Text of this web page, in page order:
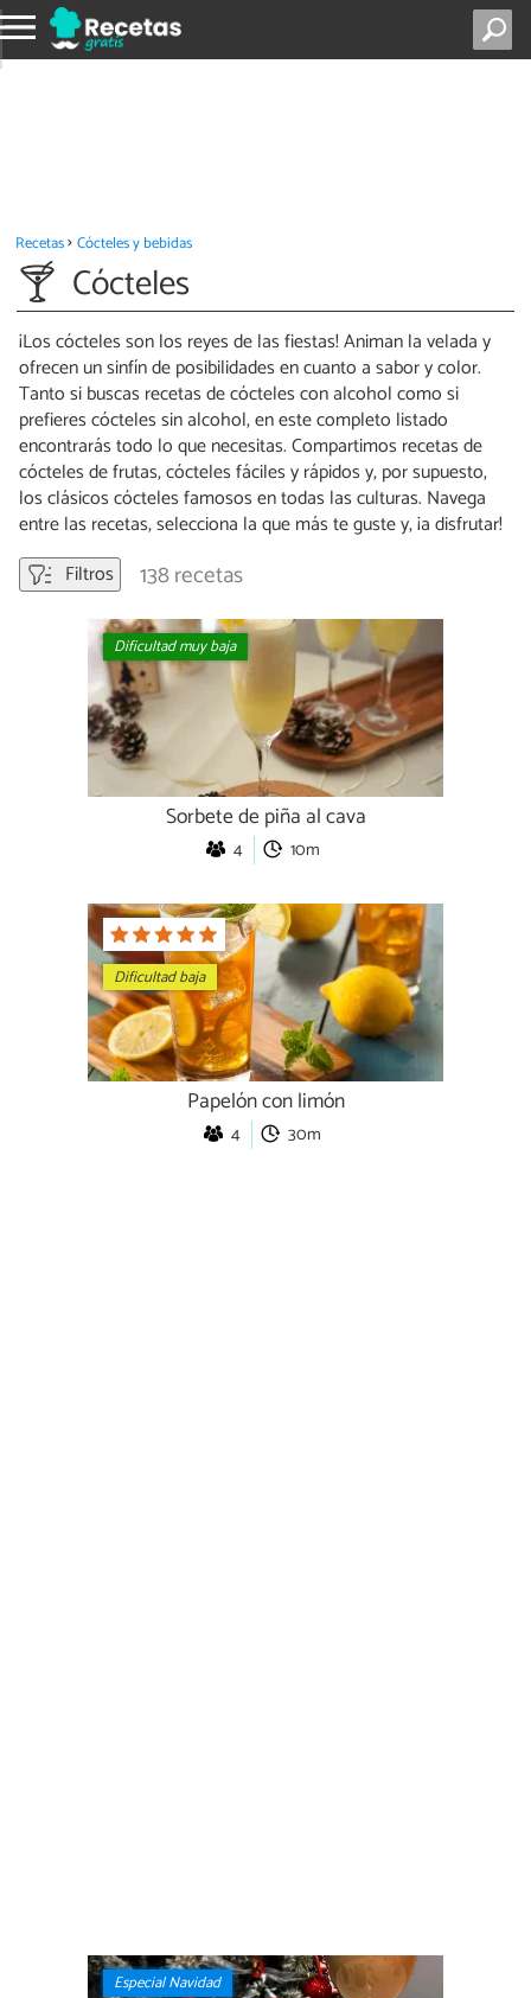
Recetas Cócteles y bebidas
Cócteles
¡Los cócteles son los reyes de las fiestas! Animan la velada y
ofrecen un sinfín de posibilidades en cuanto a sabor y color.
Tanto si buscas recetas de cócteles con alcohol como si
prefieres cócteles sin alcohol, en este completo listado
encontrarás todo lo que necesitas. Compartimos recetas de
cócteles de frutas, cócteles fáciles y rápidos y, por supuesto,
los clásicos cócteles famosos en todas las culturas. Navega
entre las recetas, selecciona la que más te guste y, ¡a disfrutar!
Filtros
138 recetas
Dificultad muy baja
Sorbete de piña al cava
4 10m
Dificultad baja
Papelón con limón
4 30m
Especial Navidad